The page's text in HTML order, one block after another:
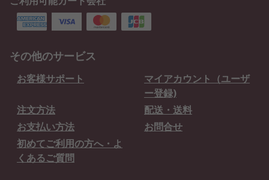
その他のサービス
お客様サポート
マイアカウント（ユーザ
ー登録)
注文方法
配送・送料
お支払い方法
お問合せ
初めてご利用の方へ・よ
くあるご質問